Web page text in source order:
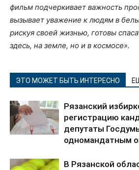
фильм подчеркивает важность
вызывает уважение к людям в
рискуя своей жизнью, готовы
здесь, на земле, но и в космосе».
ЭТО МОЖЕТ БЫТЬ ИНТЕРЕСНО
Рязанский
регистрацию
депутаты
одномандатным
В Рязанской